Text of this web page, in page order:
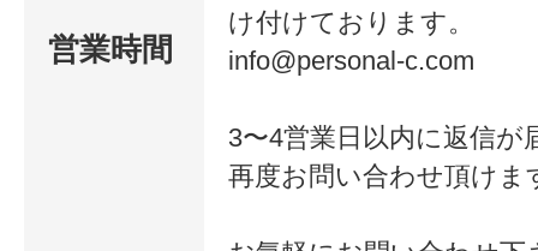
営業時間
け付けております。
info@personal-c.com
3〜4営業日以内に返信が
再度お問い合わせ頂けま